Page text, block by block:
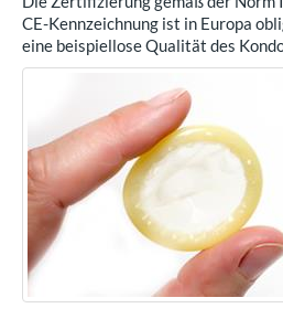
CE-Kennzeichnung ist in Europa
eine beispiellose Qualität des